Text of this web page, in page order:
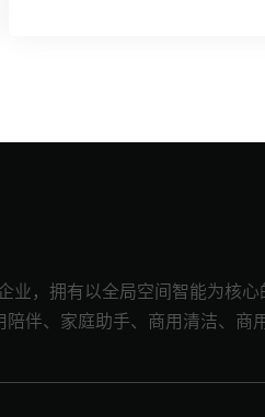
业，拥有以全局空间智能为核
伴、家庭助手、商用清洁、商